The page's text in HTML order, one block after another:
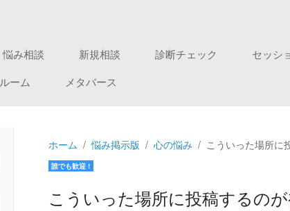
悩み相談 新規相談 診断チェック セッシ
ルーム メタバース
ホーム 悩み掲示版 心の悩み こういった場所に
誰でも歓迎 !
こういった場所に投稿するの